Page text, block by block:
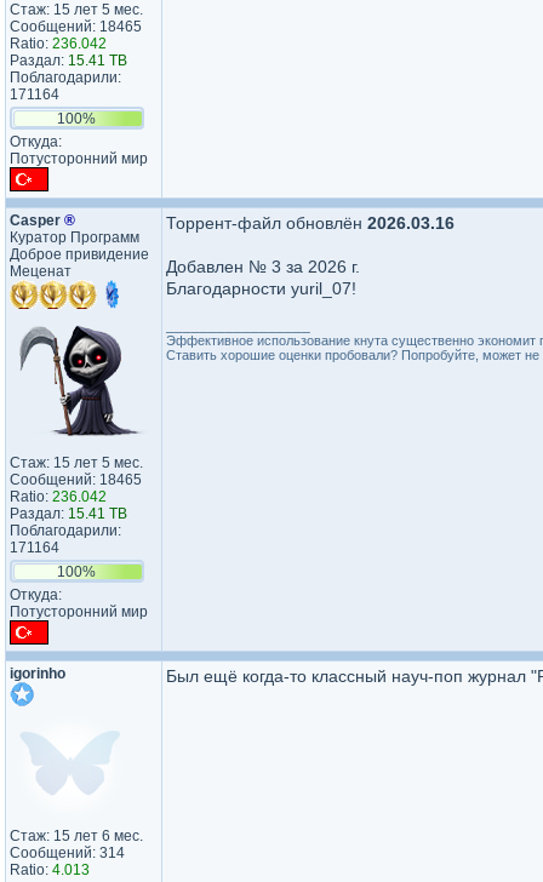
Стаж: 15 лет 5 мес.
Сообщений: 18465
Ratio: 236.042
Раздал: 15.41 TB
Поблагодарили:
171164
100%
Откуда:
Потусторонний мир
Casper ®
Куратор Программ
Доброе привидение
Меценат
Стаж: 15 лет 5 мес.
Сообщений: 18465
Ratio: 236.042
Раздал: 15.41 TB
Поблагодарили:
171164
100%
Откуда:
Потусторонний мир
Торрент-файл обновлён 2026.03.16
Добавлен № 3 за 2026 г.
Благодарности yuril_07!
Эффективное использование кнута существенно экономит
Ставить хорошие оценки пробовали? Попробуйте, может
igorinho
Стаж: 15 лет 6 мес.
Сообщений: 314
Ratio: 4.013
Был ещё когда-то классный науч-поп журнал